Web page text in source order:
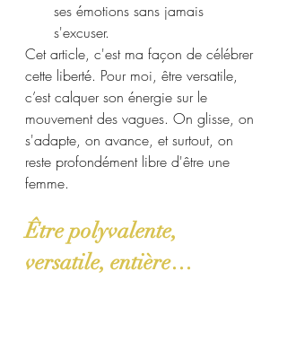
ses émotions sans jamais
s'excuser.
Cet article, c'est ma façon de célébrer
cette liberté. Pour moi, être versatile,
c’est calquer son énergie sur le
mouvement des vagues. On glisse, on
s'adapte, on avance, et surtout, on
reste profondément libre d'être une
femme.
Être polyvalente,
versatile, entière…